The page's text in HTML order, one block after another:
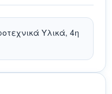
Υλικά, 4η